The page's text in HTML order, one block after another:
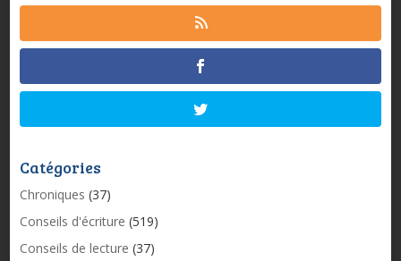
Catégories
Chroniques (37)
Conseils d'écriture (519)
Conseils de lecture (37)